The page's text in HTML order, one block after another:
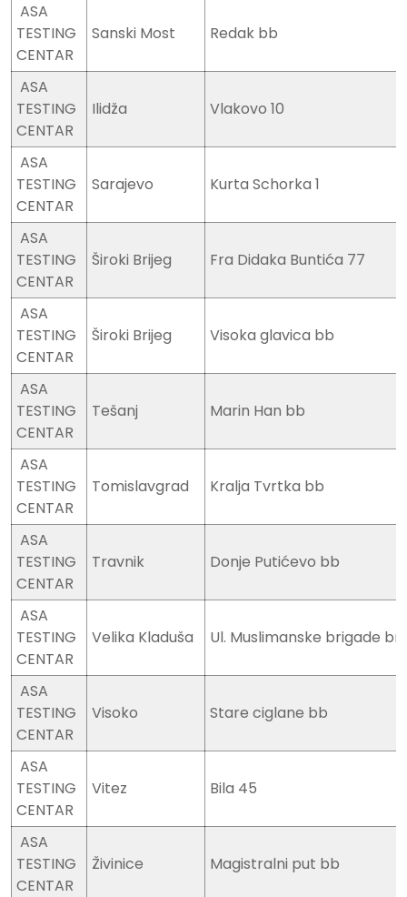
ASA
TESTING
CENTAR
Sanski Most Redak bb
ASA
TESTING
CENTAR
Ilidža Vlakovo 10
ASA
TESTING
CENTAR
Sarajevo Kurta Schorka 1
ASA
TESTING
CENTAR
Široki Brijeg Fra Didaka Buntića 77
ASA
TESTING
CENTAR
Široki Brijeg Visoka glavica bb
ASA
TESTING
CENTAR
Tešanj Marin Han bb
ASA
TESTING
CENTAR
Tomislavgrad Kralja Tvrtka bb
ASA
TESTING
CENTAR
Travnik Donje Putićevo bb
ASA
TESTING
CENTAR
Velika Kladuša Ul. Muslimanske brigade br.
ASA
TESTING
CENTAR
Visoko Stare ciglane bb
ASA
TESTING
CENTAR
Vitez Bila 45
ASA
TESTING
CENTAR
Živinice Magistralni put bb